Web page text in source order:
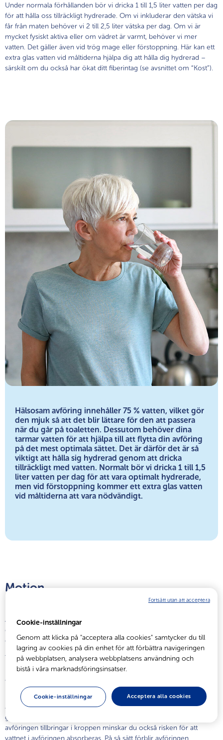
Under normala förhållanden bör vi dricka 1 till 1,5 liter vatten per dag
för att hålla oss tillräckligt hydrerade. Om vi inkluderar den vätska vi
får från maten behöver vi 2 till 2,5 liter vätska per dag. Om vi är
mycket fysiskt aktiva eller om vädret är varmt, behöver vi mer
vatten. Det gäller även vid trög mage eller förstoppning. Här kan ett
extra glas vatten vid måltiderna hjälpa dig att hålla dig hydrerad –
särskilt om du också har ökat ditt fiberintag (se avsnittet om “Kost”).
Hälsosam avföring innehåller 75 % vatten, vilket gör
den mjuk så att det blir lättare för den att passera
när du går på toaletten. Dessutom behöver dina
tarmar vatten för att hjälpa till att flytta din avföring
på det mest optimala sättet. Det är därför det är så
viktigt att hålla sig hydrerad genom att dricka
tillräckligt med vatten. Normalt bör vi dricka 1 till 1,5
liter vatten per dag för att vara optimalt hydrerade,
men vid förstoppning kommer ett extra glas vatten
vid måltiderna att vara nödvändigt.
Motion
Att hålla sig aktiv är också viktigt för att din kropp ska upprätthålla en
god tarmfunktion – därför att när du håller din kropp i rörelse håller
du också din avföring i rörelse.
Träning stimulerar muskelrörelserna i tarmen. Dessa rörelser kallas
peristaltik och är den mekanism som hjälper dina tarmar att flytta
avföring genom tjocktarmen.
Resultatet av att hålla sig aktiv och därmed stimulera tarmrörelserna
är att avföringen rör sig snabbare och med mindre ansträngning
genom matsmältningssystemet. Och genom att minska den tid som
avföringen tillbringar i kroppen minskar du också risken för att
vattnet i avföringen absorberas. På så sätt förblir avföringen
Cookie-inställningar
Genom att klicka på "acceptera alla cookies" samtycker du till
lagring av cookies på din enhet för att förbättra navigeringen
på webbplatsen, analysera webbplatsens användning och
bistå i våra marknadsföringsinsatser.
Acceptera alla cookies
Cookie-inställningar
Fortsätt utan att acceptera